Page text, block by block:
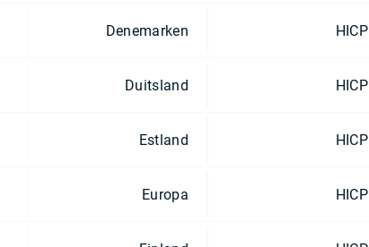
Denemarken HICP
Duitsland HICP
Estland HICP
Europa HICP